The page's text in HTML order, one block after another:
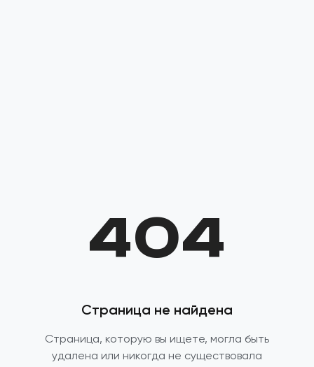
404
Страница не найдена
Страница, которую вы ищете, могла быть
удалена или никогда не существовала